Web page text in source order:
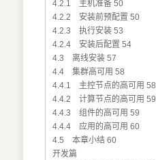
4.2.1 主机准备 50
4.2.2 安装前预配置 50
4.2.3 执行安装 53
4.2.4 安装后配置 54
4.3 离线安装 57
4.4 集群高可用 58
4.4.1 主控节点的高可用 58
4.4.2 计算节点的高可用 59
4.4.3 组件的高可用 59
4.4.4 应用的高可用 60
4.5 本章小结 60
开发篇